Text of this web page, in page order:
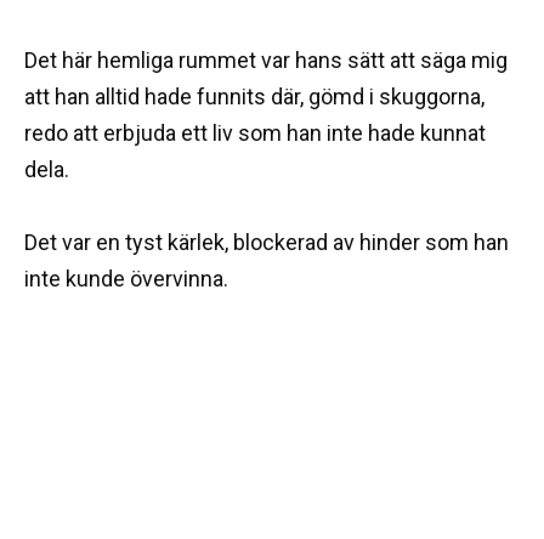
Det här hemliga rummet var hans sätt att säga mig
att han alltid hade funnits där, gömd i skuggorna,
redo att erbjuda ett liv som han inte hade kunnat
dela.
Det var en tyst kärlek, blockerad av hinder som han
inte kunde övervinna.